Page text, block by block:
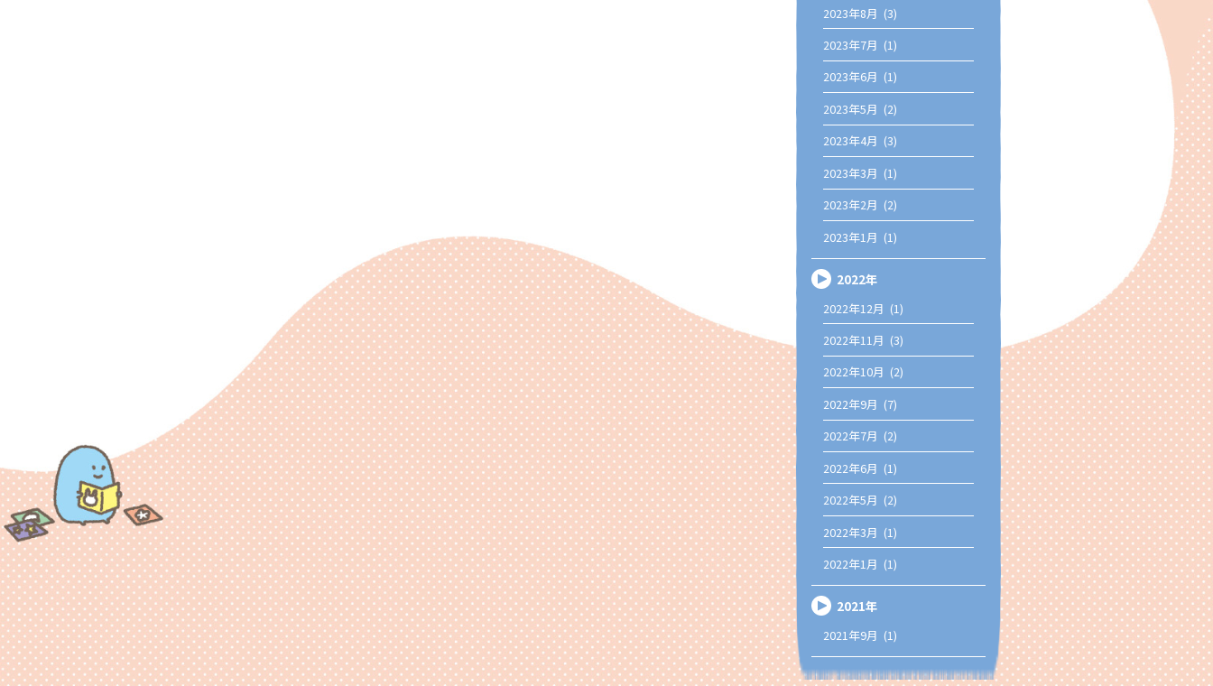
2023年8月 (3)
2023年7月 (1)
2023年6月 (1)
2023年5月 (2)
2023年4月 (3)
2023年3月 (1)
2023年2月 (2)
2023年1月 (1)
2022年
2022年12月 (1)
2022年11月 (3)
2022年10月 (2)
2022年9月 (7)
2022年7月 (2)
2022年6月 (1)
2022年5月 (2)
2022年3月 (1)
2022年1月 (1)
2021年
2021年9月 (1)